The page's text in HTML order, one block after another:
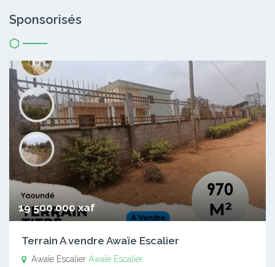
Sponsorisés
19 500 000 xaf
Terrain A vendre Awaïe Escalier
Awaïe Escalier Awaïe Escalier